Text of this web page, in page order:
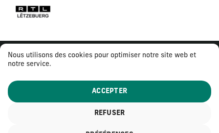
Nous utilisons des cookies pour optimiser notre site web et
notre service.
ACCEPTER
REFUSER